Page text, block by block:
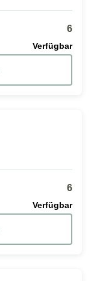
6
Verfügbar
6
Verfügbar